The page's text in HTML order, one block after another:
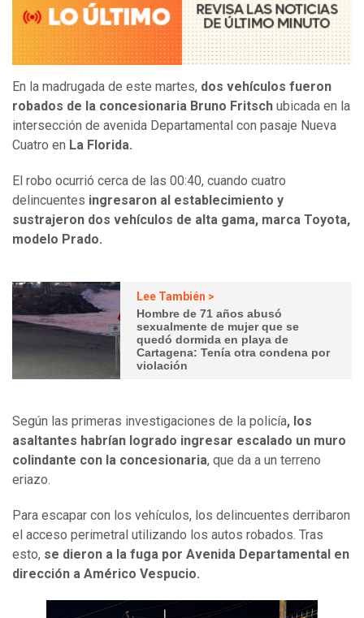
En la madrugada de este martes, dos vehículos fueron
robados de la concesionaria Bruno Fritsch ubicada en la
intersección de avenida Departamental con pasaje Nueva
Cuatro en La Florida.
El robo ocurrió cerca de las 00:40, cuando cuatro
delincuentes ingresaron al establecimiento y
sustrajeron dos vehículos de alta gama, marca Toyota,
modelo Prado.
Lee También >
Hombre de 71 años abusó
sexualmente de mujer que se
quedó dormida en playa de
Cartagena: Tenía otra condena por
violación
Según las primeras investigaciones de la policía, los
asaltantes habrían logrado ingresar escalado un muro
colindante con la concesionaria, que da a un terreno
eriazo.
Para escapar con los vehículos, los delincuentes derribaron
el acceso perimetral utilizando los autos robados. Tras
esto, se dieron a la fuga por Avenida Departamental en
dirección a Américo Vespucio.